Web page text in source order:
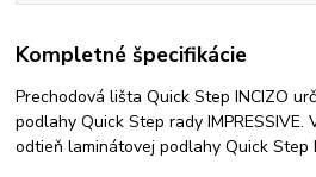
Kompletné špecifikácie
Prechodová lišta Quick Step INCIZO
podlahy Quick Step rady IMPRESSIVE.
odtieň laminátovej podlahy Quick Step